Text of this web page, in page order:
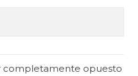
completamente opuesto